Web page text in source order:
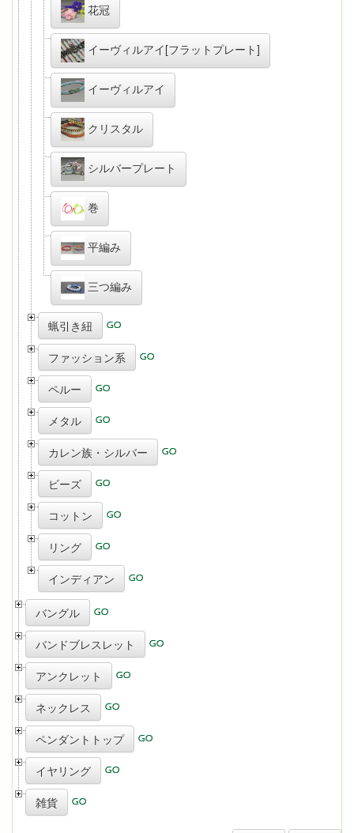
花冠
イーヴィルアイ[フラットプレート]
イーヴィルアイ
クリスタル
シルバープレート
巻
平編み
三つ編み
蝋引き紐
ファッション系
ペルー
メタル
カレン族・シルバー
ビーズ
コットン
リング
インディアン
バングル
バンドブレスレット
アンクレット
ネックレス
ペンダントトップ
イヤリング
雑貨